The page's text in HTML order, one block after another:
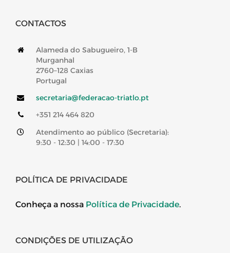
CONTACTOS
Alameda do Sabugueiro, 1-B
Murganhal
2760–128 Caxias
Portugal
secretaria@federacao-triatlo.pt
+351 214 464 820
Atendimento ao público (Secretaria):
9:30 - 12:30 | 14:00 - 17:30
POLÍTICA DE PRIVACIDADE
Conheça a nossa Política de Privacidade.
CONDIÇÕES DE UTILIZAÇÃO